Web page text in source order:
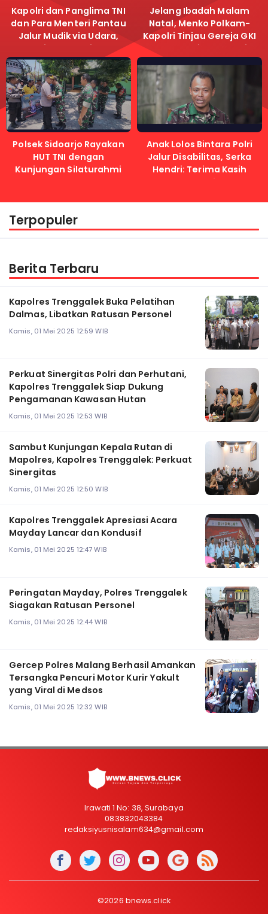
Kapolri dan Panglima TNI
dan Para Menteri Pantau
Jalur Mudik via Udara,
Pastikan Lalu Lintas
Lancar
Jelang Ibadah Malam
Natal, Menko Polkam-
Kapolri Tinjau Gereja GKI
Samanhudi dan Gereja
Polsek Sidoarjo Rayakan
HUT TNI dengan
Kunjungan Silaturahmi
Anak Lolos Bintara Polri
Jalur Disabilitas, Serka
Hendri: Terima Kasih
Kapolri
Terpopuler
Berita Terbaru
Kapolres Trenggalek Buka Pelatihan
Dalmas, Libatkan Ratusan Personel
Kamis, 01 Mei 2025 12:59 WIB
Perkuat Sinergitas Polri dan Perhutani,
Kapolres Trenggalek Siap Dukung
Pengamanan Kawasan Hutan
Kamis, 01 Mei 2025 12:53 WIB
Sambut Kunjungan Kepala Rutan di
Mapolres, Kapolres Trenggalek: Perkuat
Sinergitas
Kamis, 01 Mei 2025 12:50 WIB
Kapolres Trenggalek Apresiasi Acara
Mayday Lancar dan Kondusif
Kamis, 01 Mei 2025 12:47 WIB
Peringatan Mayday, Polres Trenggalek
Siagakan Ratusan Personel
Kamis, 01 Mei 2025 12:44 WIB
Gercep Polres Malang Berhasil Amankan
Tersangka Pencuri Motor Kurir Yakult
yang Viral di Medsos
Kamis, 01 Mei 2025 12:32 WIB
Irawati 1 No: 38, Surabaya
083832043384
redaksiyusnisalam634@gmail.com
©2026 bnews.click